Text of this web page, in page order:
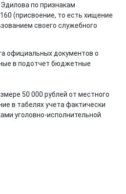
по признакам
(присвоение, то есть хищение
своего служебного
официальных документов о
в подотчет бюджетные
50 000 рублей от местного
в табелях учета фактически
уголовно-исполнительной